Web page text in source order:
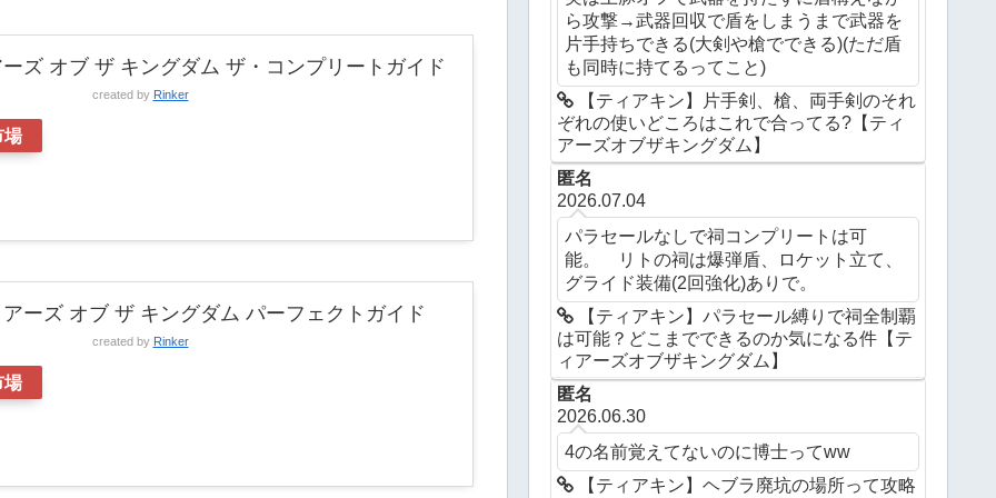
ズ オブ ザ キングダム ザ・コンプリートガイド
created by Rinker
場
ーズ オブ ザ キングダム パーフェクトガイド
created by Rinker
場
ら攻撃→武器回収で盾をしまうまで武器を
片手持ちできる(大剣や槍でできる)(ただ盾
も同時に持てるってこと)
【ティアキン】片手剣、槍、両手剣のそれ
ぞれの使いどころはこれで合ってる?【ティ
アーズオブザキングダム】
匿名
2026.07.04
パラセールなしで祠コンプリートは可
能。 リトの祠は爆弾盾、ロケット立て、
グライド装備(2回強化)ありで。
【ティアキン】パラセール縛りで祠全制覇
は可能？どこまでできるのか気になる件【テ
ィアーズオブザキングダム】
匿名
2026.06.30
4の名前覚えてないのに博士ってww
【ティアキン】ヘブラ廃坑の場所って攻略